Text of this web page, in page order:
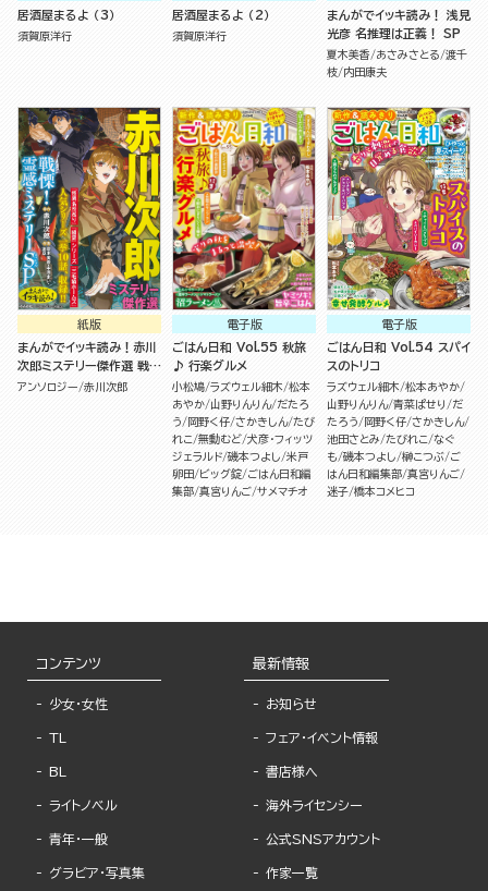
居酒屋まるよ （3）
須賀原洋行
居酒屋まるよ （2）
須賀原洋行
まんがでイッキ読み！ 浅見
光彦 名推理は正義！ SP
夏木美香 あさみさとる 渡千
枝 内田康夫
紙版
まんがでイッキ読み！赤川
次郎ミステリー傑作選 戦
慄！霊感ミステリーSP
アンソロジー 赤川次郎
電子版
ごはん日和 Vol.55 秋旅
♪ 行楽グルメ
小松鳩 ラズウェル細木 松本
あやか 山野りんりん だたろ
う
岡野く仔 さかきしん たび
れこ 無動むど 犬彦・フィッツ
ジェラルド 磯本つよし 米戸
卵田
ビッグ錠 ごはん日和編
集部 真宮りんご サメマチオ
電子版
ごはん日和 Vol.54 スパイ
スのトリコ
ラズウェル細木 松本あやか
山野りんりん 青菜ぱせり
だ
たろう
岡野く仔 さかきしん
池田さとみ たびれこ なぐ
も 磯本つよし 榊こつぶ ご
はん日和編集部 真宮りんご
迷子 橋本コメヒコ
コンテンツ
少女・女性
TL
BL
ライトノベル
青年・一般
グラビア・写真集
最新情報
お知らせ
フェア・イベント情報
書店様へ
海外ライセンシー
公式SNSアカウント
作家一覧